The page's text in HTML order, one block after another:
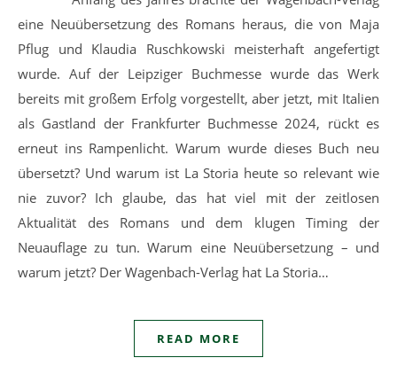
eine Neuübersetzung des Romans heraus, die von Maja
Pflug und Klaudia Ruschkowski meisterhaft angefertigt
wurde. Auf der Leipziger Buchmesse wurde das Werk
bereits mit großem Erfolg vorgestellt, aber jetzt, mit Italien
als Gastland der Frankfurter Buchmesse 2024, rückt es
erneut ins Rampenlicht. Warum wurde dieses Buch neu
übersetzt? Und warum ist La Storia heute so relevant wie
nie zuvor? Ich glaube, das hat viel mit der zeitlosen
Aktualität des Romans und dem klugen Timing der
Neuauflage zu tun. Warum eine Neuübersetzung – und
warum jetzt? Der Wagenbach-Verlag hat La Storia…
READ MORE